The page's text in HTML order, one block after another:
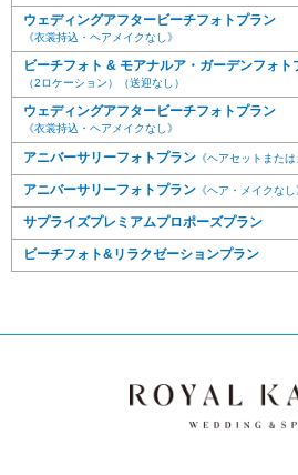
ウェディングアフタービーチフォトプラン
《衣裳持込・ヘアメイクなし》
ビーチフォト & モアナルア・ガーデンフォト
（2ロケーション）（送迎なし）
ウェディングアフタービーチフォトプラン
《衣裳持込・ヘアメイクなし》
アニバーサリーフォトプラン 《ヘアセットまたは
アニバーサリーフォトプラン 《ヘア・メイクなし
サプライズプレミアムプロポーズプラン
ビーチフォト&リラクゼーションプラン